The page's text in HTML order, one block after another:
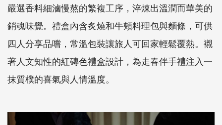
嚴選香料細滷慢熬的繁複工序，淬煉出溫潤而華美的
銷魂味覺。禮盒內含炙燒和牛頰料理包與麵條，可供
四人分享品嚐，常溫包裝讓旅人可回家輕鬆覆熱。襯
著人文知性的紅磚色禮盒設計，為走春伴手禮注入一
抹質樸的喜氣與人情溫度。